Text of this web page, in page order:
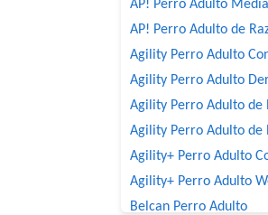
AP! Perro Adulto
AP! Perro Adulto de
Agility Perro Adulto
Agility Perro Adulto
Agility Perro Adulto de
Agility Perro Adulto de
Agility+ Perro Adulto
Agility+ Perro Adulto
Belcan Perro Adulto